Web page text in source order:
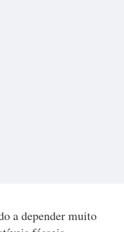
a depender muito